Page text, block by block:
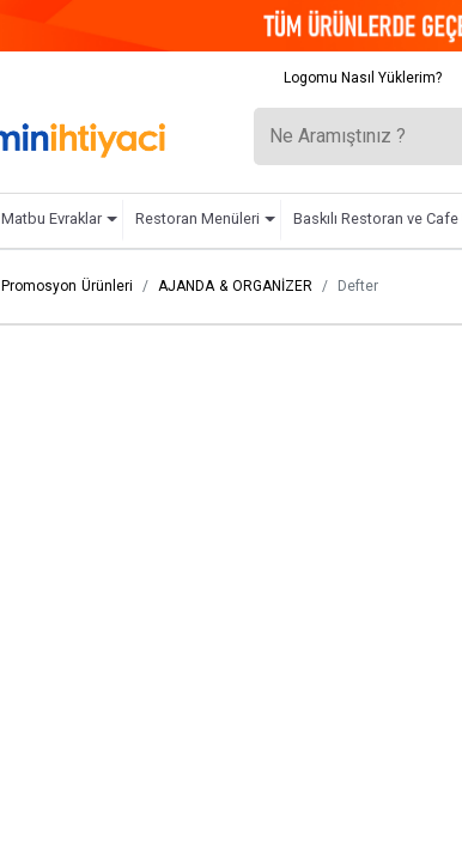
Logomu Nasıl Yüklerim?
Matbu Evraklar Restoran Menüleri Baskılı Restoran ve
Promosyon Ürünleri AJANDA & ORGANİZER Defter